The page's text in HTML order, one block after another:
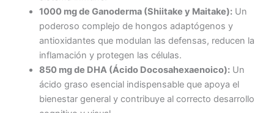
1000 mg de Ganoderma (Shiitake y Maitake):Un
poderoso complejo de hongos adaptógenos y
antioxidantes que modulan las defensas, reducen la
inflamación y protegen las células.
850 mg de DHA (Ácido Docosahexaenoico):Un
ácido graso esencial indispensable que apoya el
bienestar general y contribuye al correcto desarrollo